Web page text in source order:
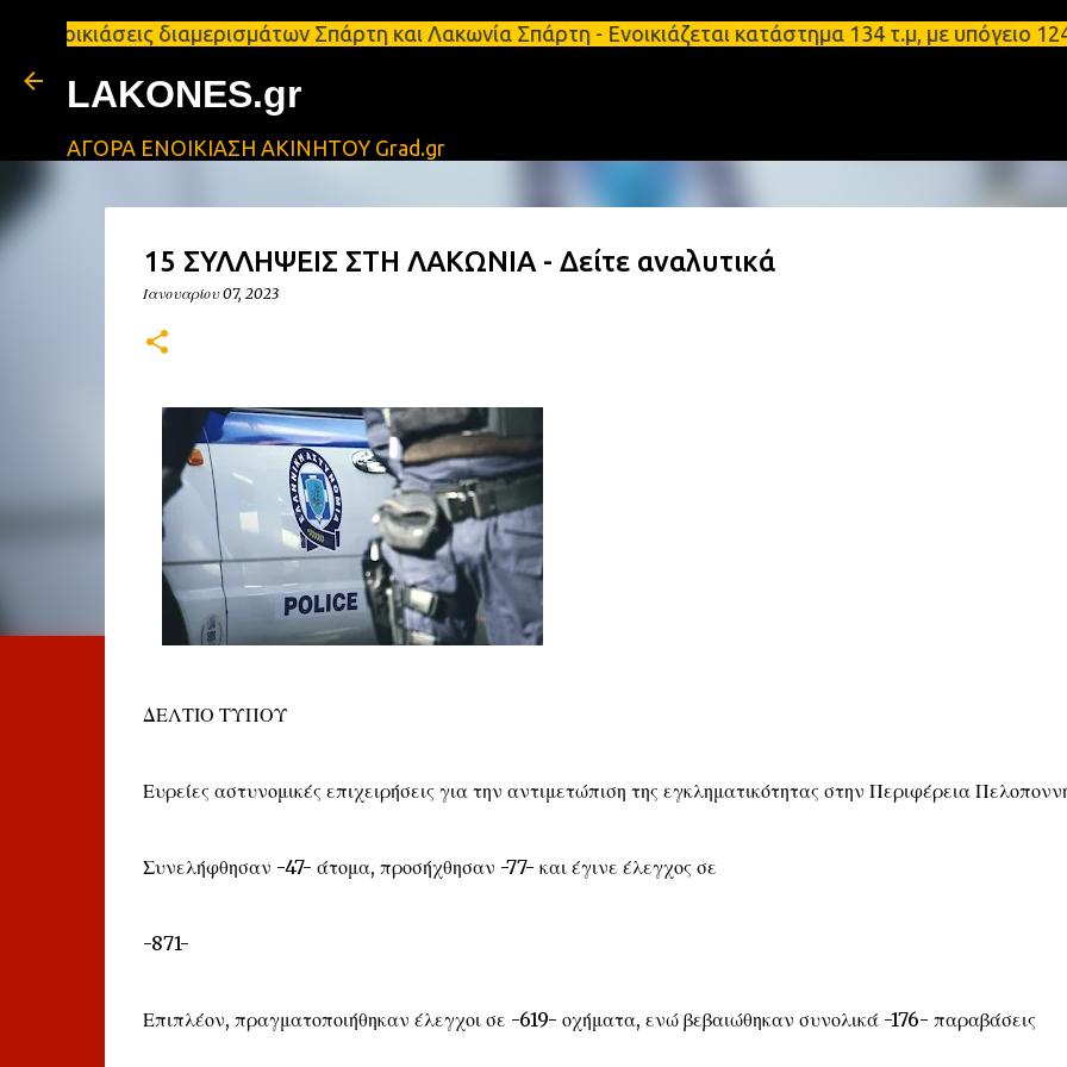
Μετάβαση στο κύριο περιεχόμενο
διαμερισμάτων Σπάρτη και Λακωνία Σπάρτη - Ενοικιάζεται κατάστημα 134 τ.μ, με υπόγειο
LAKONES.gr
ΑΓΟΡΑ ΕΝΟΙΚΙΑΣΗ ΑΚΙΝΗΤΟΥ Grad.gr
15 ΣΥΛΛΗΨΕΙΣ ΣΤΗ ΛΑΚΩΝΙΑ - Δείτε αναλυτικά
Ιανουαρίου 07, 2023
ΔΕΛΤΙΟ ΤΥΠΟΥ
Ευρείες αστυνομικές επιχειρήσεις για την αντιμετώπιση της εγκληματικότητας στην Περιφέρεια
Συνελήφθησαν -47- άτομα, προσήχθησαν -77- και έγινε έλεγχος σε
-871-
Επιπλέον, πραγματοποιήθηκαν έλεγχοι σε -619- οχήματα, ενώ βεβαιώθηκαν συνολικά -176- παραβάσεις